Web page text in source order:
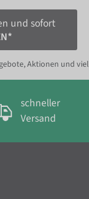
und sofort
Aktionen und
schneller
Versand